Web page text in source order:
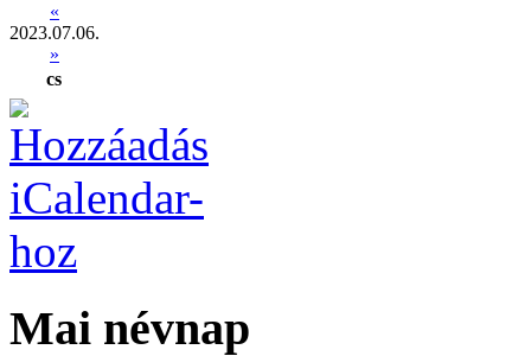
«
2023.07.06.
»
cs
Mai névnap